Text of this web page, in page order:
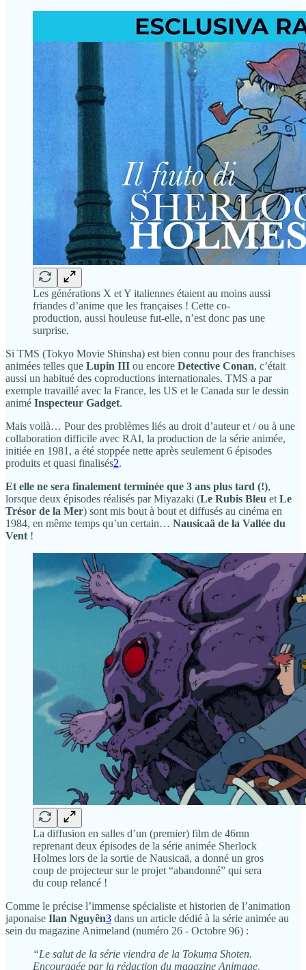
Les générations X et Y italiennes étaient au moins aussi
friandes d’anime que les françaises ! Cette co-
production, aussi houleuse fut-elle, n’est donc pas une
surprise.
Si TMS (Tokyo Movie Shinsha) est bien connu pour des franchises
animées telles que Lupin III ou encore Detective Conan, c’était
aussi un habitué des coproductions internationales. TMS a par
exemple travaillé avec la France, les US et le Canada sur le dessin
animé Inspecteur Gadget.
Mais voilà… Pour des problèmes liés au droit d’auteur et / ou à une
collaboration difficile avec RAI, la production de la série animée,
initiée en 1981, a été stoppée nette après seulement 6 épisodes
produits et quasi finalisés2.
Et elle ne sera finalement terminée que 3 ans plus tard (!),
lorsque deux épisodes réalisés par Miyazaki (Le Rubis Bleu et Le
Trésor de la Mer) sont mis bout à bout et diffusés au cinéma en
1984, en même temps qu’un certain… Nausicaä de la Vallée du
Vent !
La diffusion en salles d’un (premier) film de 46mn
reprenant deux épisodes de la série animée Sherlock
Holmes lors de la sortie de Nausicaä, a donné un gros
coup de projecteur sur le projet “abandonné” qui sera
du coup relancé !
Comme le précise l’immense spécialiste et historien de l’animation
japonaise Ilan Nguyên3 dans un article dédié à la série animée au
sein du magazine Animeland (numéro 26 - Octobre 96) :
“Le salut de la série viendra de la Tokuma Shoten.
Encouragée par la rédaction du magazine Animage,